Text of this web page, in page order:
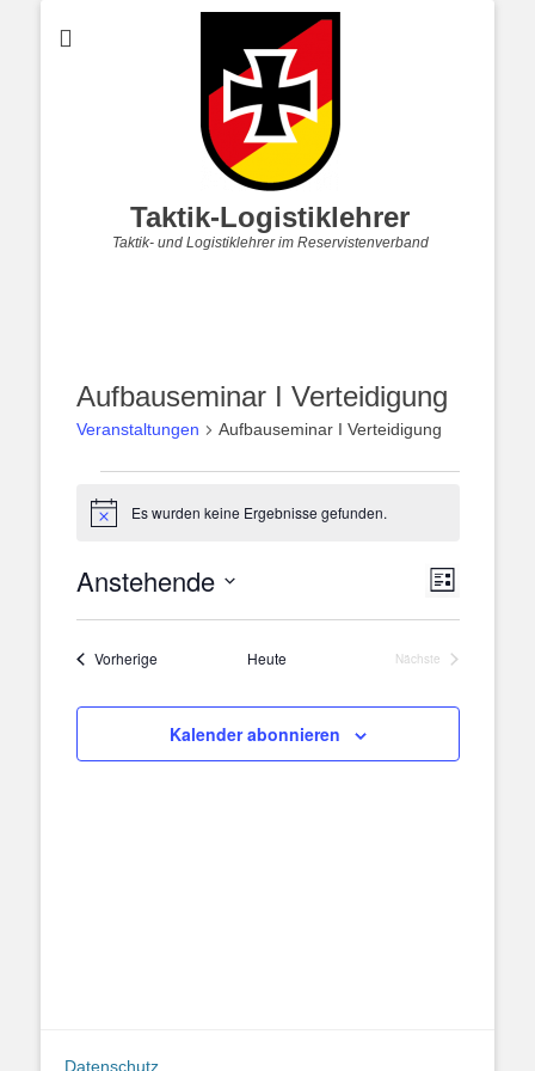
Taktik-Logistiklehrer
Taktik- und Logistiklehrer im Reservistenverband
Aufbauseminar I Verteidigung
Veranstaltungen Aufbauseminar I Verteidigung
HinweisEs wurden keine Ergebnisse gefunden.
Ansichten-
Liste
Anstehende
VorherigeVeranstaltungenHeute
Nächste
Kalender abonnieren
Datenschutz